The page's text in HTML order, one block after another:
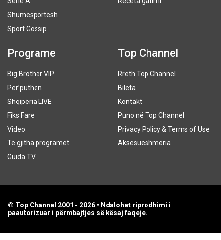
Shumësportësh
Sport Gossip
Programe
Big Brother VIP
Për’puthen
Shqipëria LIVE
Fiks Fare
Video
Të gjitha programet
Guida TV
Top Channel
Rreth Top Channel
Bileta
Kontakt
Puno në Top Channel
Privacy Policy & Terms of Use
Aksesueshmëria
© Top Channel 2001 - 2026 • Ndalohet riprodhimi i
paautorizuar i përmbajtjes së kësaj faqeje.